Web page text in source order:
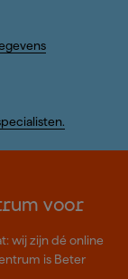
voor
wij zijn dé online
is Beter